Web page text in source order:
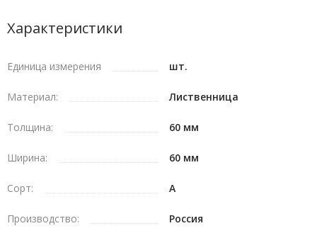
Характеристики
Единица измерения шт.
Материал: Лиственница
Толщина: 60 мм
Ширина: 60 мм
Сорт: A
Производство: Россия